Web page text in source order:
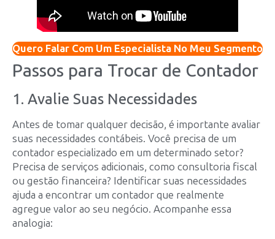
Quero Falar Com Um Especialista No Meu Segmento
Passos para Trocar de Contador
1. Avalie Suas Necessidades
Antes de tomar qualquer decisão, é importante avaliar
suas necessidades contábeis. Você precisa de um
contador especializado em um determinado setor?
Precisa de serviços adicionais, como consultoria fiscal
ou gestão financeira? Identificar suas necessidades
ajuda a encontrar um contador que realmente
agregue valor ao seu negócio. Acompanhe essa
analogia: